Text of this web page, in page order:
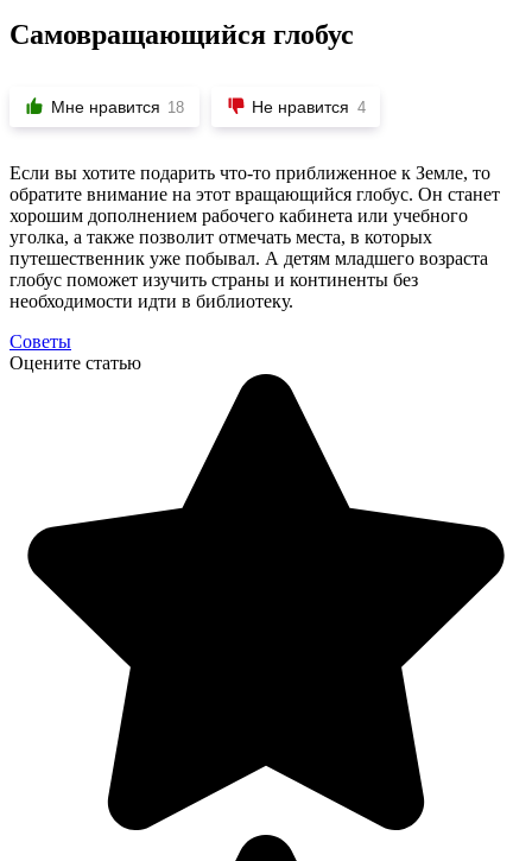
Самовращающийся глобус
Мне нравится 18 Не нравится 4
Если вы хотите подарить что-то приближенное к Земле, то
обратите внимание на этот вращающийся глобус. Он станет
хорошим дополнением рабочего кабинета или учебного
уголка, а также позволит отмечать места, в которых
путешественник уже побывал. А детям младшего возраста
глобус поможет изучить страны и континенты без
необходимости идти в библиотеку.
Советы
Оцените статью